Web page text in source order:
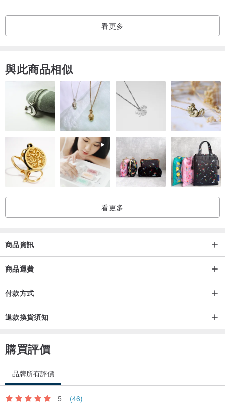
一個自愛的咒語 326
祝你好運 356
滿月咒語363
新月拼371
月球傳說378
看更多
與此商品相似
看更多
商品資訊
商品運費
付款方式
退款換貨須知
購買評價
品牌所有評價
5 (46)